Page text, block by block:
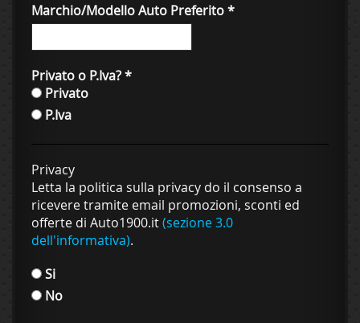
Marchio/Modello Auto Preferito*
Privato o P.Iva?*
Privato
P.Iva
Privacy
Letta la politica sulla privacy do il consenso a
ricevere tramite email promozioni, sconti ed
offerte di Auto1900.it(sezione 3.0
dell'informativa).
Si
No